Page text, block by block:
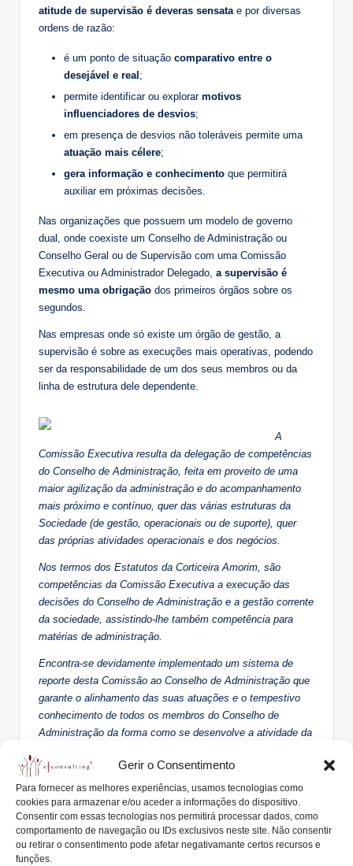
Gerir o Consentimento
Para fornecer as melhores experiências, usamos tecnologias como
cookies para armazenar e/ou aceder a informações do dispositivo.
Consentir com essas tecnologias nos permitirá processar dados, como
comportamento de navegação ou IDs exclusivos neste site. Não consentir
ou retirar o consentimento pode afetar negativamante certos recursos e
funções.
atitude de supervisão é deveras sensata e por diversas
ordens de razão:
é um ponto de situação comparativo entre o
desejável e real ;
permite identificar ou explorar motivos
influenciadores de desvios;
em presença de desvios não toleráveis permite uma
atuação mais célere;
gera informação e conhecimento que permitirá
auxiliar em próximas decisões.
Nas organizações que possuem um modelo de governo
dual, onde coexiste um Conselho de Administração ou
Conselho Geral ou de Supervisão com uma Comissão
Executiva ou Administrador Delegado, a supervisão é
mesmo uma obrigação dos primeiros órgãos sobre os
segundos.
Nas empresas onde só existe um órgão de gestão, a
supervisão é sobre as execuções mais operativas, podendo
ser da responsabilidade de um dos seus membros ou da
linha de estrutura dele dependente.
A
Comissão Executiva resulta da delegação de competências
do Conselho de Administração, feita em proveito de uma
maior agilização da administração e do acompanhamento
mais próximo e contínuo, quer das várias estruturas da
Sociedade (de gestão, operacionais ou de suporte), quer
das próprias atividades operacionais e dos negócios.
Nos termos dos Estatutos da Corticeira Amorim, são
competências da Comissão Executiva a execução das
decisões do Conselho de Administração e a gestão corrente
da sociedade, assistindo-lhe também competência para
matérias de administração.
Encontra-se devidamente implementado um sistema de
reporte desta Comissão ao Conselho de Administração que
garante o alinhamento das suas atuações e o tempestivo
conhecimento de todos os membros do Conselho de
Administração da forma como se desenvolve a atividade da
Presidente do Conselho da Administração, remete, em
tempo, ao Presidente do Conselho Fiscal as convocatórias
e as atas das respetivas reuniões. (Fonte: Relatório do
Governo Societário da Corticeira Amorim referente ao ano
de 2013)